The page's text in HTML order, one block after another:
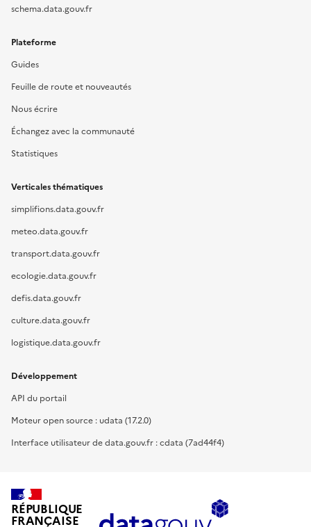
schema.data.gouv.fr
Plateforme
Guides
Feuille de route et nouveautés
Nous écrire
Échangez avec la communauté
Statistiques
Verticales thématiques
simplifions.data.gouv.fr
meteo.data.gouv.fr
transport.data.gouv.fr
ecologie.data.gouv.fr
defis.data.gouv.fr
culture.data.gouv.fr
logistique.data.gouv.fr
Développement
API du portail
Moteur open source : udata (17.2.0)
Interface utilisateur de data.gouv.fr : cdata (7ad44f4)
RÉPUBLIQUE
FRANÇAISE